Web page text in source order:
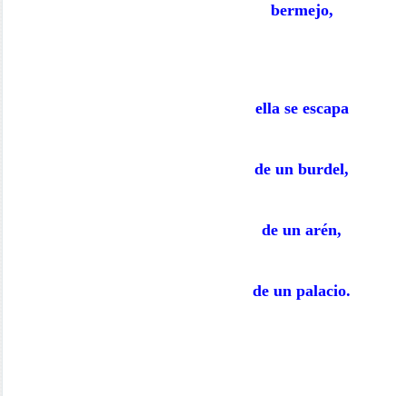
bermejo,
ella se escapa
de un burdel,
de un arén,
de un palacio.